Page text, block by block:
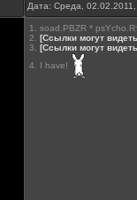
Дата: Среда,
1. soad.PBZR *
2. [Ссылки могут
3. [Ссылки могут
4. I have!